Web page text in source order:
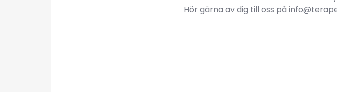
Hör gärna av dig till oss på